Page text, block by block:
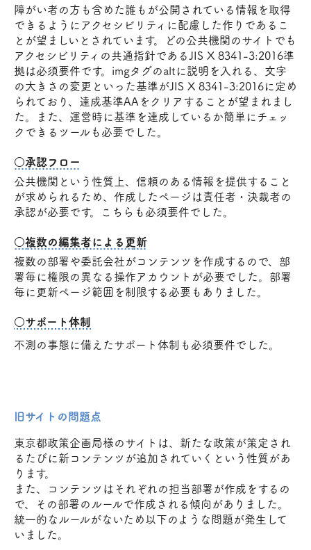
障がい者の方も含めた誰もが公開されている情報を取得
できるようにアクセシビリティに配慮した作りであるこ
とが望ましいとされています。どの公共機関のサイトでも
アクセシビリティの共通指針であるJIS X 8341-3:2016準
拠は必須要件です。imgタグのaltに説明を入れる、文字
の大きさの変更といった基準がJIS X 8341-3:2016に定め
られており、達成基準AAをクリアすることが望まれまし
た。また、運営時に基準を達成しているか簡単にチェッ
クできるツールも必要でした。
○承認フロー
公共機関という性質上、信頼のある情報を提供すること
が求められるため、作成したページは責任者・決裁者の
承認が必要です。こちらも必須要件でした。
○複数の編集者による更新
複数の部署や委託会社がコンテンツを作成するので、部
署毎に権限の異なる操作アカウントが必要でした。部署
毎に更新ページ範囲を制限する必要もありました。
○サポート体制
不測の事態に備えたサポート体制も必須要件でした。
旧サイトの問題点
東京都政策企画局様のサイトは、新たな政策が策定され
るたびに新コンテンツが追加されていくという性質があ
ります。
また、コンテンツはそれぞれの担当部署が作成をするの
で、その部署のルールで作成される傾向がありました。
統一的なルールがないため以下のような問題が発生して
いました。